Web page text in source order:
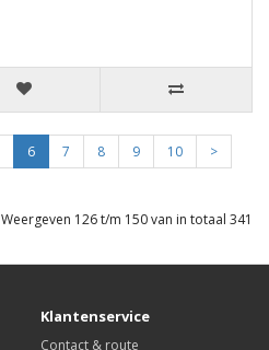
6 7 8 9 10
>
Weergeven 126 t/m 150 van in totaal 341
Klantenservice
Contact & route